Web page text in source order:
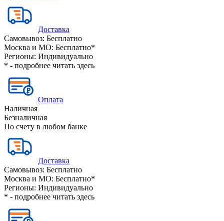
Доставка
Самовывоз: Бесплатно
Москва и МО: Бесплатно*
Регионы: Индивидуально
* - подробнее читать здесь
Оплата
Наличная
Безналичная
По счету в любом банке
Доставка
Самовывоз: Бесплатно
Москва и МО: Бесплатно*
Регионы: Индивидуально
* - подробнее читать здесь